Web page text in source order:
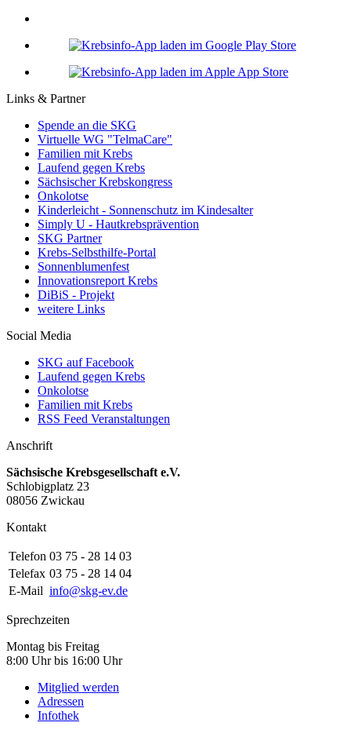
Links & Partner
Spende an die SKG
Virtuelle WG "TelmaCare"
Familien mit Krebs
Laufend gegen Krebs
Sächsischer Krebskongress
Onkolotse
Kinderleicht - Sonnenschutz im Kindesalter
Simply U - Hautkrebsprävention
SKG Partner
Krebs-Selbsthilfe-Portal
Sonnenblumenfest
Innovationsreport Krebs
DiBiS - Projekt
weitere Links
Social Media
SKG auf Facebook
Laufend gegen Krebs
Onkolotse
Familien mit Krebs
RSS Feed Veranstaltungen
Anschrift
Sächsische Krebsgesellschaft e.V.
Schlobigplatz 23
08056 Zwickau
Kontakt
Telefon 03 75 - 28 14 03
Telefax 03 75 - 28 14 04
E-Mail info@skg-ev.de
Sprechzeiten
Montag bis Freitag
8:00 Uhr bis 16:00 Uhr
Mitglied werden
Adressen
Infothek